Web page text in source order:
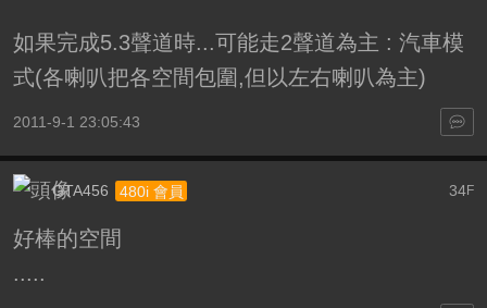
如果完成5.3聲道時...可能走2聲道為主 : 汽車模
式(各喇叭把各空間包圍,但以左右喇叭為主)
2011-9-1 23:05:43
34F
GTA456 480i 會員
好棒的空間
.....